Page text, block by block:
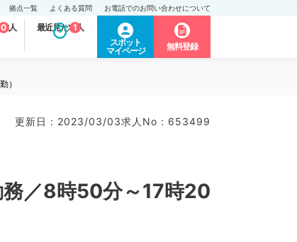
拠点一覧 よくある質問 お電話でのお問い合わせについて
人
0 最近見た求人
1
スポット
マイページ
無料登録
）
更新日 : 2023/03/03求人No : 653499
務／8時50分～17時20